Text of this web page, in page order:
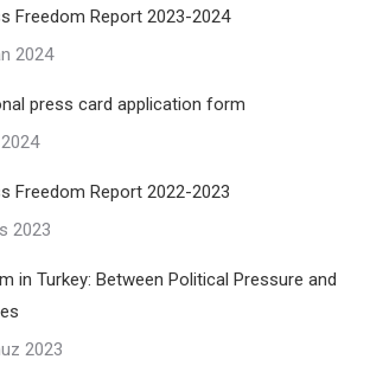
Freedom Report 2023-2024
2024
press card application form
Freedom Report 2022-2023
2023
in Turkey: Between Political Pressure and
2023